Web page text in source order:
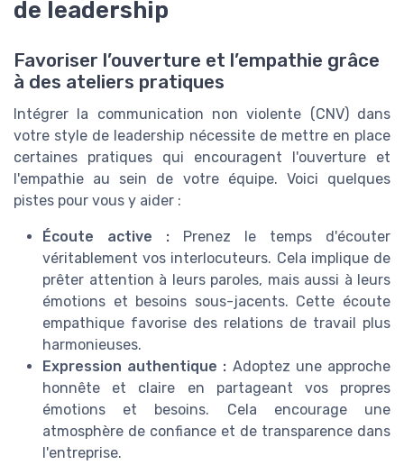
de leadership
Favoriser l’ouverture et l’empathie grâce
à des ateliers pratiques
Intégrer la communication non violente (CNV) dans
votre style de leadership nécessite de mettre en place
certaines pratiques qui encouragent l'ouverture et
l'empathie au sein de votre équipe. Voici quelques
pistes pour vous y aider :
Écoute active : Prenez le temps d'écouter
véritablement vos interlocuteurs. Cela implique de
prêter attention à leurs paroles, mais aussi à leurs
émotions et besoins sous-jacents. Cette écoute
empathique favorise des relations de travail plus
harmonieuses.
Expression authentique : Adoptez une approche
honnête et claire en partageant vos propres
émotions et besoins. Cela encourage une
atmosphère de confiance et de transparence dans
l'entreprise.